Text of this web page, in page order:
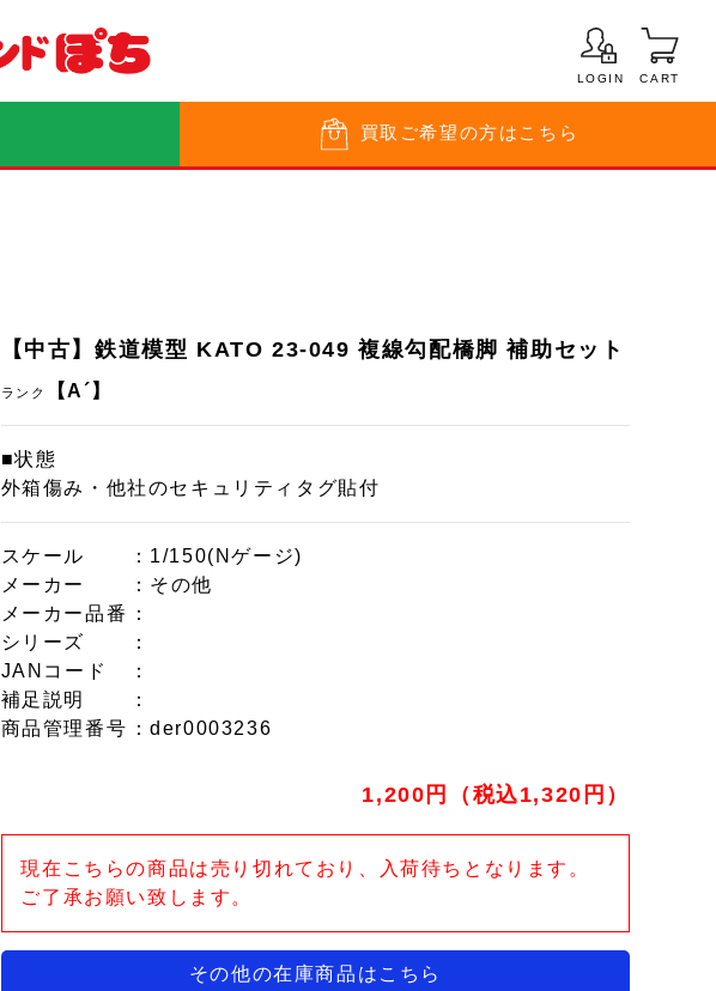
LOGIN CART
買取 ご希望の方はこちら
【中古】鉄道模型 KATO 23-049 複線勾配橋脚 補助セット
ランク 【A´】
■状態
外箱傷み・他社のセキュリティタグ貼付
スケール
：1/150(Nゲージ)
メーカー
：その他
メーカー品番
：
シリーズ
：
JANコード
：
補足説明
：
商品管理番号 ：der0003236
1,200円（税込1,320円）
現在こちらの商品は売り切れており、入荷待ちとなります。
ご了承お願い致します。
その他の在庫商品はこちら